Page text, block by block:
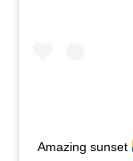
Amazing sunset